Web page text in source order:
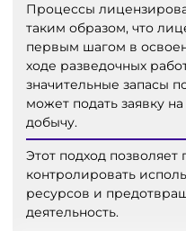
Процессы
таким образом, что
первым шагом в
ходе разведочных
значительные запасы
может подать заявку
добычу.
Этот подход позволяет
контролировать
ресурсов и
деятельность.